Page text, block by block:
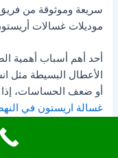
سريعة وموثوقة من
موديلات غسالات
أحد أهم أسباب أهمية
الأعطال البسيطة مثل
أو ضعف الحساسات،
غسالة اريستون في
صيانة دورية تضمن